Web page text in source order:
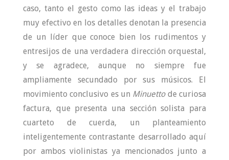
caso, tanto el gesto como las ideas y el trabajo
muy efectivo en los detalles denotan la presencia
de un líder que conoce bien los rudimentos y
entresijos de una verdadera dirección orquestal,
y se agradece, aunque no siempre fue
ampliamente secundado por sus músicos. El
movimiento conclusivo es un Minuettode curiosa
factura, que presenta una sección solista para
cuarteto de cuerda, un planteamiento
inteligentemente contrastante desarrollado aquí
por ambos violinistas ya mencionados junto a